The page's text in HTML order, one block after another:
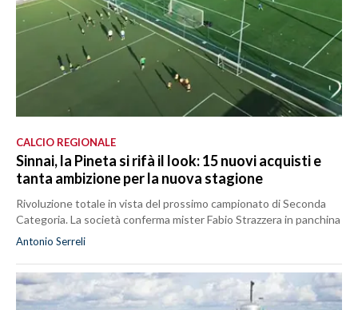
CALCIO REGIONALE
Sinnai, la Pineta si rifà il look: 15 nuovi acquisti e
tanta ambizione per la nuova stagione
Rivoluzione totale in vista del prossimo campionato di Seconda
Categoria. La società conferma mister Fabio Strazzera in panchina
Antonio Serreli